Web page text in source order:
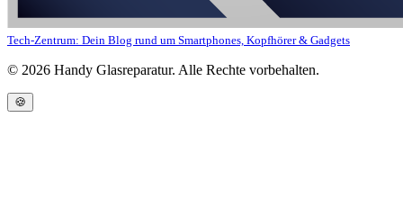
Tech-Zentrum: Dein Blog rund um Smartphones, Kopfhörer & Gadgets
© 2026 Handy Glasreparatur. Alle Rechte vorbehalten.
🍪